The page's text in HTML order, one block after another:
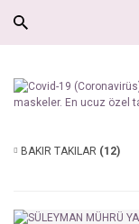
BAKIR TAKILAR (12)